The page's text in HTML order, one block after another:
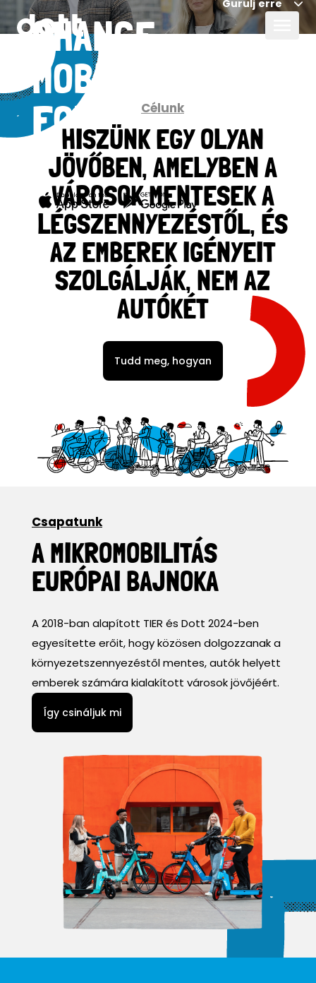
CHANGE
MOBILITY
FOR GOOD,
TOGETHER
Gurulj erre
Célunk
HISZÜNK EGY OLYAN
JÖVŐBEN, AMELYBEN A
VÁROSOK MENTESEK A
LÉGSZENNYEZÉSTŐL, ÉS
AZ EMBEREK IGÉNYEIT
SZOLGÁLJÁK, NEM AZ
AUTÓKÉT
Tudd meg, hogyan
Csapatunk
A MIKROMOBILITÁS
EURÓPAI BAJNOKA
A 2018-ban alapított TIER és Dott 2024-ben
egyesítette erőit, hogy közösen dolgozzanak a
környezetszennyezéstől mentes, autók helyett
emberek számára kialakított városok jövőjéért.
Így csináljuk mi